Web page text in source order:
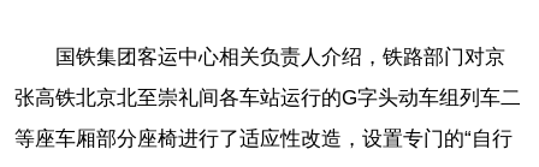
国铁集团客运中心相关负责人介绍，铁路部门对京
张高铁北京北至崇礼间各车站运行的G字头动车组列车二
等座车厢部分座椅进行了适应性改造，设置专门的“自行